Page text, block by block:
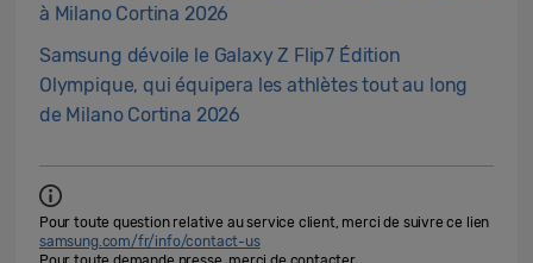
à Milano Cortina 2026
Samsung dévoile le Galaxy Z Flip7 Édition
Olympique, qui équipera les athlètes tout au long
de Milano Cortina 2026
Pour toute question relative au service client, merci de suivre ce lien
samsung.com/fr/info/contact-us